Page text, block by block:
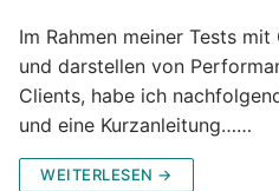
Im Rahmen meiner Tests
und darstellen von
Clients, habe ich
und eine Kurzanleitung……
WEITERLESEN →